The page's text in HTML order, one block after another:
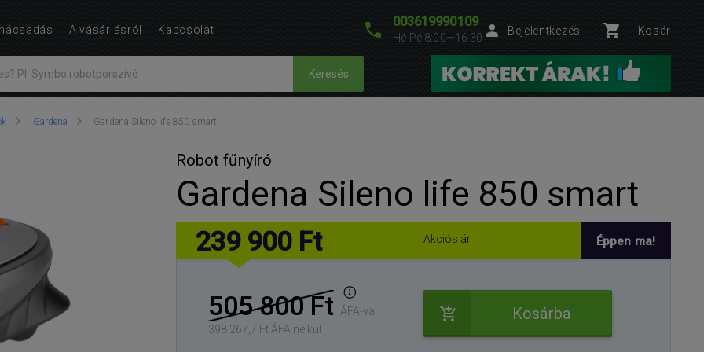
003619990109
Hé-Pé 8:00—16:30
Bejelentkezés Kosár
Keresés
Gardena Gardena Sileno life 850 smart
Robot fűnyíró
Gardena Sileno life 850 smart
239 900 Ft Akciós ár Éppen ma!
505 800 Ft
ÁFA-val
398 267,7 Ft ÁFA nélkül
Kosárba
A vásárlásról Kapcsolat